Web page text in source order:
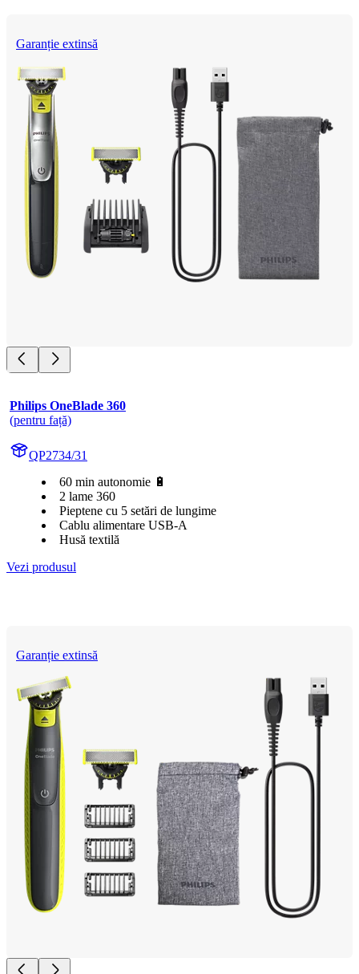
Garanție extinsă
Philips OneBlade 360
(pentru față)
QP2734/31
60 min autonomie 🔋
2 lame 360
Pieptene cu 5 setări de lungime
Cablu alimentare USB-A
Husă textilă
Vezi produsul
Garanție extinsă